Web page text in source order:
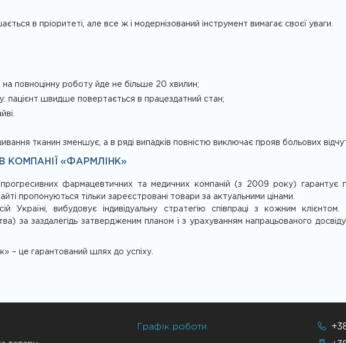
в пріоритеті, але все ж і модернізований інструмент вимагає своєї уваги.
повноцінну роботу йде не більше 20 хвилин;
пацієнт швидше повертається в працездатний стан;
тканин зменшує, а в ряді випадків повністю виключає прояв больових
КОМПАНІЇ «ФАРМЛІНК»
фармацевтичних та медичних компаній (з 2009 року) гарантує
пропонуються тільки зареєстровані товари за актуальними цінами.
Україні, вибудовує індивідуальну стратегію співпраці з кожним
за заздалегідь затвердженим планом і з урахуванням напрацьованого
– це гарантований шлях до успіху.
Графік роботи